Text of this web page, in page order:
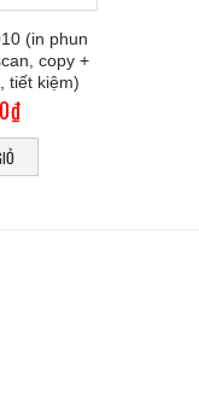
(in phun
copy +
tiết kiệm)
₫